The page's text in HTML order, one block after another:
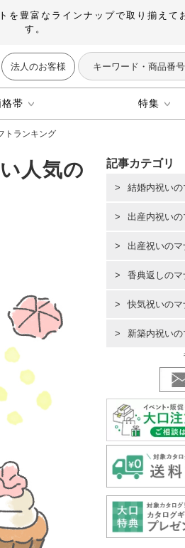
を豊富なラインナップで取り揃えて
す。
法人のお客様
格帯 特集
トランキング
人気の
記事カテゴリ
結婚内祝いの
出産内祝いの
出産祝いのマ
香典返しのマ
快気祝いのマ
新築内祝いの